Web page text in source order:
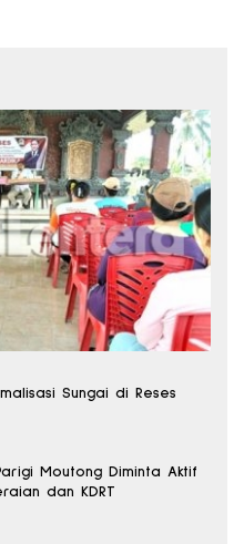
Sungai di Reses
Moutong Diminta Aktif
dan KDRT